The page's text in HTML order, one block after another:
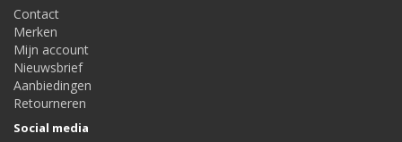
Contact
Merken
Mijn account
Nieuwsbrief
Aanbiedingen
Retourneren
Social media